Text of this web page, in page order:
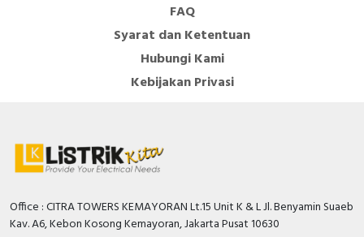
FAQ
Syarat dan Ketentuan
Hubungi Kami
Kebijakan Privasi
Office : CITRA TOWERS KEMAYORAN Lt.15 Unit K & L Jl. Benyamin Suaeb
Kav. A6, Kebon Kosong Kemayoran, Jakarta Pusat 10630